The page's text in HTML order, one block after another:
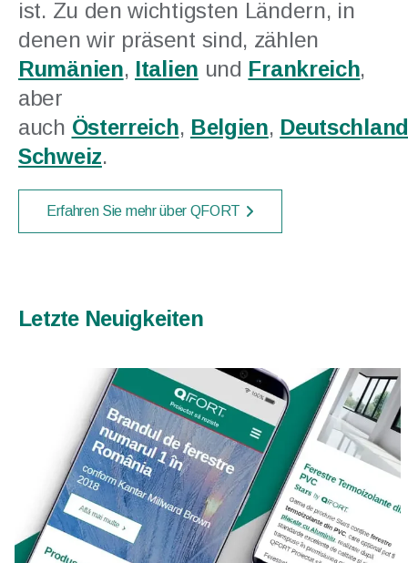
ist. Zu den wichtigsten Ländern, in
denen wir präsent sind, zählen
Rumänien, Italien und Frankreich,
aber
auch Österreich, Belgien, Deutschland
Schweiz.
Erfahren Sie mehr über QFORT
Letzte Neuigkeiten